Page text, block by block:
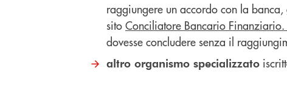
raggiungere un accordo con la
sito Conciliatore Bancario Finanziario.
dovesse concludere senza il
altro organismo specializzato